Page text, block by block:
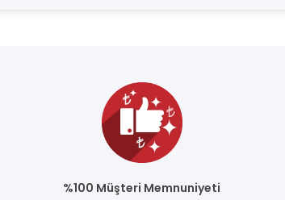
%100 Müşteri Memnuniyeti